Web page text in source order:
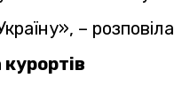
– розповіла